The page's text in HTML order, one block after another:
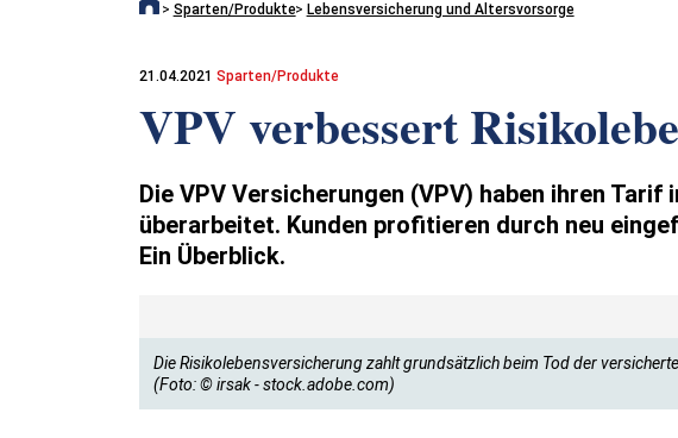
Sparten/Produkte Lebensversicherung und Altersvorsorge
21.04.2021 Sparten/Produkte
VPV verbessert
Die VPV Versicherungen (VPV) haben ihren
überarbeitet. Kunden profitieren durch neu
Ein Überblick.
Die Risikolebensversicherung zahlt grundsätzlich beim Tod der
(Foto: © irsak - stock.adobe.com)